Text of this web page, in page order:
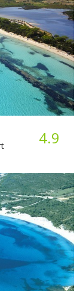
4.9